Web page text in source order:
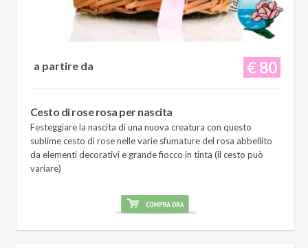
€ 80
a partire da
Cesto di rose rosa per nascita
Festeggiare la nascita di una nuova creatura con questo
sublime cesto di rose nelle varie sfumature del rosa abbellito
da elementi decorativi e grande fiocco in tinta (il cesto può
variare)